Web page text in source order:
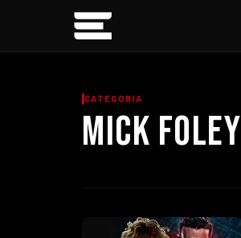
CATEGORIA
MICK FOLEY